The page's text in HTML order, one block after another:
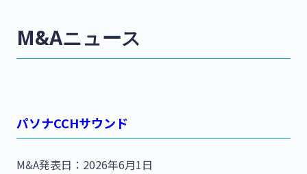
M&Aニュース
パソナCCHサウンド
M&A発表日：2026年6月1日